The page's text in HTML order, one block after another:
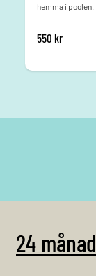
hemma i poolen.
550 kr
24